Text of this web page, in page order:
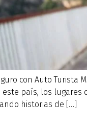
con Auto Turista
país, los
historias de […]